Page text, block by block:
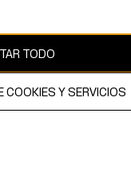
por copyright y es
TODO
COOKIES Y SERVICIOS